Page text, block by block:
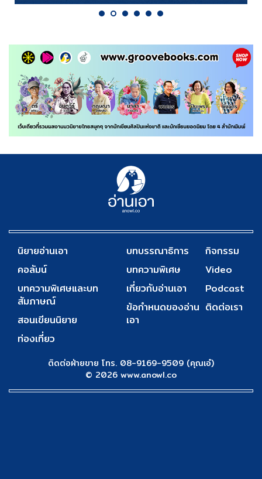
นิยายอ่านเอา
คอลัมน์
บทความพิเศษและบท
สัมภาษณ์
สอนเขียนนิยาย
ท่องเที่ยว
บทบรรณาธิการ
บทความพิเศษ
เกี่ยวกับอ่านเอา
ข้อกำหนดของอ่าน
เอา
กิจกรรม
Video
Podcast
ติดต่อเรา
ติดต่อฝ่ายขาย โทร. 08-9169-9509 (คุณเอ๋)
© 2026 www.anowl.co